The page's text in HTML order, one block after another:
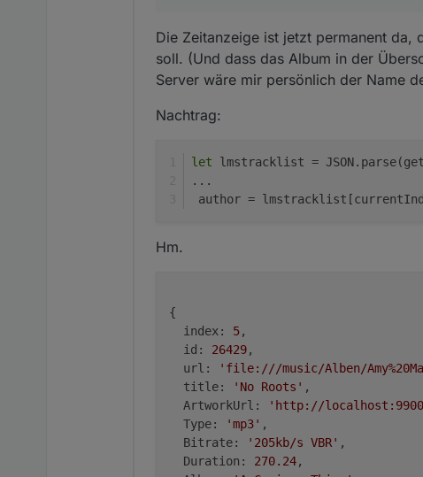
Die Zeitanzeige ist jetzt permanent
soll. (Und dass das Album in der
Server wäre mir persönlich der Name
Nachtrag:
let lmstracklist =
...
author =
Hm.
{
index:
5,
id:
26429,
url:
'file:///music/Alben/
title:
'No Roots' ,
ArtworkUrl:
'http://
Type:
'mp3' ,
Bitrate:
'205kb/s VBR' ,
Duration:
270.24,